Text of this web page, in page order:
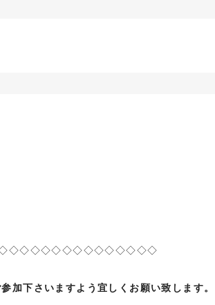
加下さいますよう宜しくお願い致します。